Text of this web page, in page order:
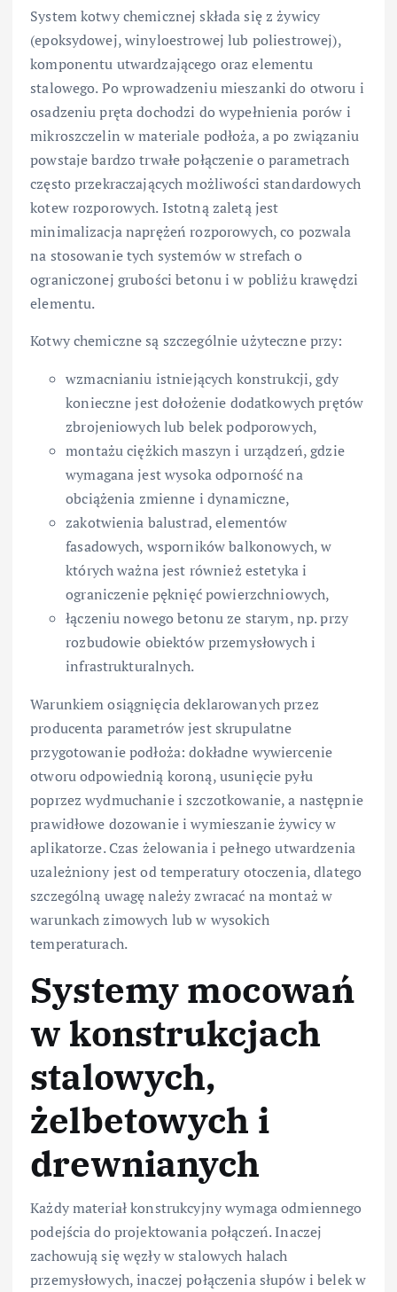
System kotwy chemicznej składa się z żywicy
(epoksydowej, winyloestrowej lub poliestrowej),
komponentu utwardzającego oraz elementu
stalowego. Po wprowadzeniu mieszanki do otworu i
osadzeniu pręta dochodzi do wypełnienia porów i
mikroszczelin w materiale podłoża, a po związaniu
powstaje bardzo trwałe połączenie o parametrach
często przekraczających możliwości standardowych
kotew rozporowych. Istotną zaletą jest
minimalizacja naprężeń rozporowych, co pozwala
na stosowanie tych systemów w strefach o
ograniczonej grubości betonu i w pobliżu krawędzi
elementu.
Kotwy chemiczne są szczególnie użyteczne przy:
wzmacnianiu istniejących konstrukcji, gdy
konieczne jest dołożenie dodatkowych prętów
zbrojeniowych lub belek podporowych,
montażu ciężkich maszyn i urządzeń, gdzie
wymagana jest wysoka odporność na
obciążenia zmienne i dynamiczne,
zakotwienia balustrad, elementów
fasadowych, wsporników balkonowych, w
których ważna jest również estetyka i
ograniczenie pęknięć powierzchniowych,
łączeniu nowego betonu ze starym, np. przy
rozbudowie obiektów przemysłowych i
infrastrukturalnych.
Warunkiem osiągnięcia deklarowanych przez
producenta parametrów jest skrupulatne
przygotowanie podłoża: dokładne wywiercenie
otworu odpowiednią koroną, usunięcie pyłu
poprzez wydmuchanie i szczotkowanie, a następnie
prawidłowe dozowanie i wymieszanie żywicy w
aplikatorze. Czas żelowania i pełnego utwardzenia
uzależniony jest od temperatury otoczenia, dlatego
szczególną uwagę należy zwracać na montaż w
warunkach zimowych lub w wysokich
temperaturach.
Systemy mocowań
w konstrukcjach
stalowych,
żelbetowych i
drewnianych
Każdy materiał konstrukcyjny wymaga odmiennego
podejścia do projektowania połączeń. Inaczej
zachowują się węzły w stalowych halach
przemysłowych, inaczej połączenia słupów i belek w